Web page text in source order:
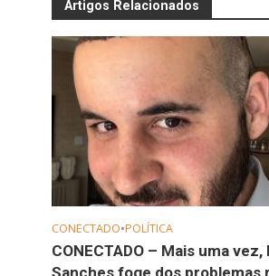
Artigos Relacionados
CONECTADO•POLÍTICA
CONECTADO – Mais uma vez,
Sanches foge dos problemas